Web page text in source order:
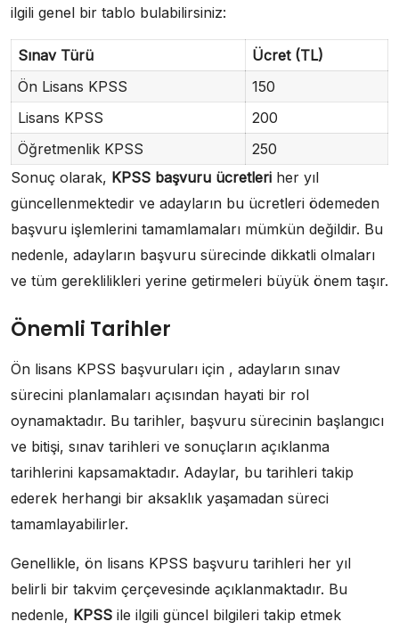
ilgili genel bir tablo bulabilirsiniz:
Sınav Türü
Ücret (TL)
Ön Lisans KPSS
150
Lisans KPSS
200
Öğretmenlik KPSS
250
Sonuç olarak, KPSS başvuru ücretleri her yıl
güncellenmektedir ve adayların bu ücretleri ödemeden
başvuru işlemlerini tamamlamaları mümkün değildir. Bu
nedenle, adayların başvuru sürecinde dikkatli olmaları
ve tüm gereklilikleri yerine getirmeleri büyük önem taşır.
Önemli Tarihler
Ön lisans KPSS başvuruları için , adayların sınav
sürecini planlamaları açısından hayati bir rol
oynamaktadır. Bu tarihler, başvuru sürecinin başlangıcı
ve bitişi, sınav tarihleri ve sonuçların açıklanma
tarihlerini kapsamaktadır. Adaylar, bu tarihleri takip
ederek herhangi bir aksaklık yaşamadan süreci
tamamlayabilirler.
Genellikle, ön lisans KPSS başvuru tarihleri her yıl
belirli bir takvim çerçevesinde açıklanmaktadır. Bu
nedenle, KPSS ile ilgili güncel bilgileri takip etmek